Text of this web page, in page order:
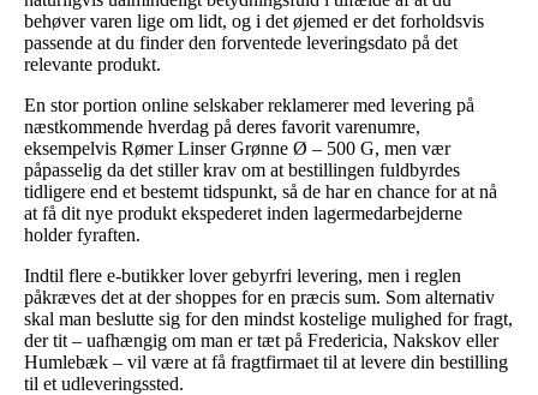
behøver varen lige om lidt, og i det øjemed er det forholdsvis
passende at du finder den forventede leveringsdato på det
relevante produkt.
En stor portion online selskaber reklamerer med levering på
næstkommende hverdag på deres favorit varenumre,
eksempelvis Rømer Linser Grønne Ø – 500 G, men vær
påpasselig da det stiller krav om at bestillingen fuldbyrdes
tidligere end et bestemt tidspunkt, så de har en chance for at nå
at få dit nye produkt ekspederet inden lagermedarbejderne
holder fyraften.
Indtil flere e-butikker lover gebyrfri levering, men i reglen
påkræves det at der shoppes for en præcis sum. Som alternativ
skal man beslutte sig for den mindst kostelige mulighed for fragt,
der tit – uafhængig om man er tæt på Fredericia, Nakskov eller
Humlebæk – vil være at få fragtfirmaet til at levere din bestilling
til et udleveringssted.